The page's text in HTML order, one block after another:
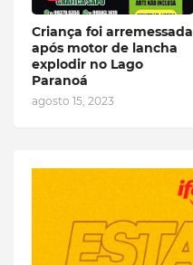
Criança foi arremessada
após motor de lancha
explodir no Lago
Paranoá
agosto 15, 2023